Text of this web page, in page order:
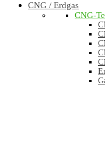
CNG / Erdgas
CNG-